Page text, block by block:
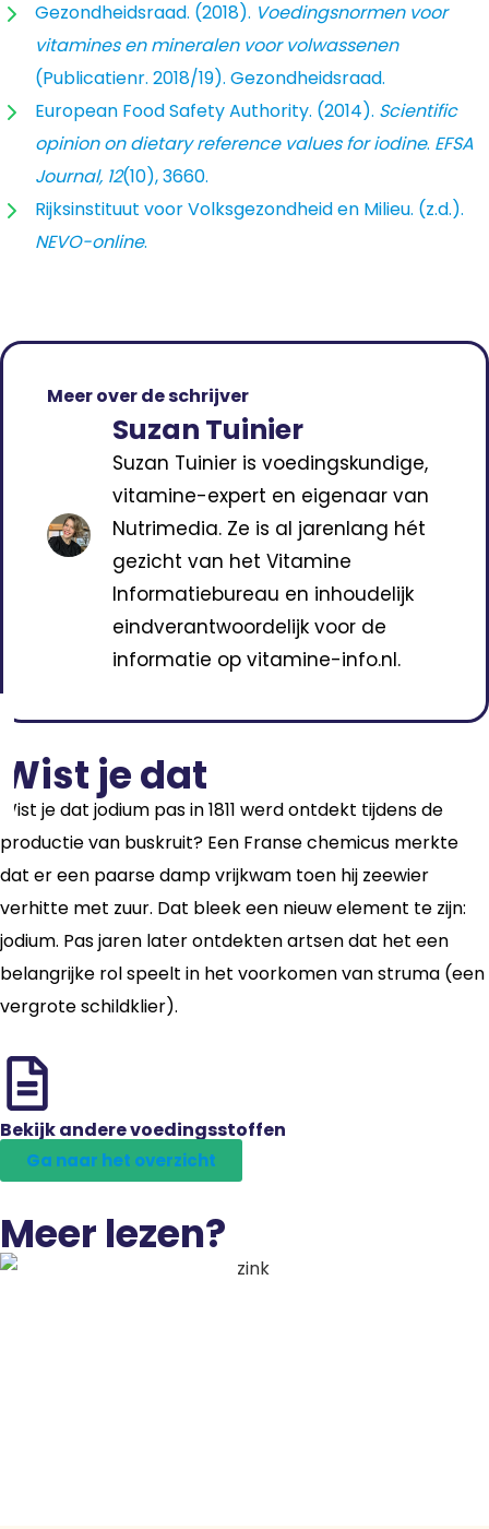
Gezondheidsraad. (2018). Voedingsnormen voor
vitamines en mineralen voor volwassenen
(Publicatienr. 2018/19). Gezondheidsraad.
European Food Safety Authority. (2014). Scientific
opinion on dietary reference values for iodine. EFSA
Journal, 12(10), 3660.
Rijksinstituut voor Volksgezondheid en Milieu. (z.d.).
NEVO-online.
Meer over de schrijver
Suzan Tuinier
Suzan Tuinier is voedingskundige,
vitamine-expert en eigenaar van
Nutrimedia. Ze is al jarenlang hét
gezicht van het Vitamine
Informatiebureau en inhoudelijk
eindverantwoordelijk voor de
informatie op vitamine-info.nl.
Wist je dat
Wist je dat jodium pas in 1811 werd ontdekt tijdens de
productie van buskruit? Een Franse chemicus merkte
dat er een paarse damp vrijkwam toen hij zeewier
verhitte met zuur. Dat bleek een nieuw element te zijn:
jodium. Pas jaren later ontdekten artsen dat het een
belangrijke rol speelt in het voorkomen van struma (een
vergrote schildklier).
Bekijk andere voedingsstoffen
Ga naar het overzicht
Meer lezen?